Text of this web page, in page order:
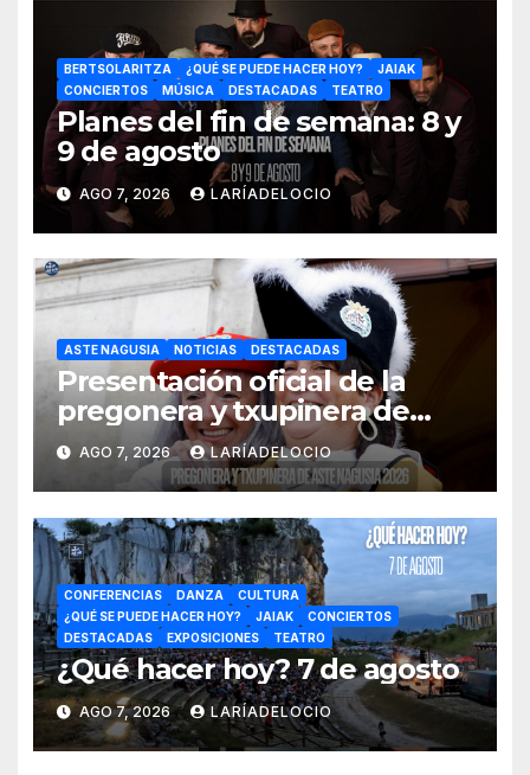
BERTSOLARITZA ¿QUÉ SE PUEDE HACER HOY?
JAIAK
CONCIERTOS
MÚSICA DESTACADAS TEATRO
Planes del fin de semana: 8 y
9 de agosto
AGO 7, 2026 LARÍADELOCIO
ASTE NAGUSIA NOTICIAS DESTACADAS
Presentación oficial de la
pregonera y txupinera de
Aste Nagusia 2026
AGO 7, 2026 LARÍADELOCIO
CONFERENCIAS DANZA
CULTURA
¿QUÉ SE PUEDE HACER HOY?
JAIAK
CONCIERTOS
DESTACADAS
EXPOSICIONES TEATRO
¿Qué hacer hoy? 7 de agosto
AGO 7, 2026 LARÍADELOCIO